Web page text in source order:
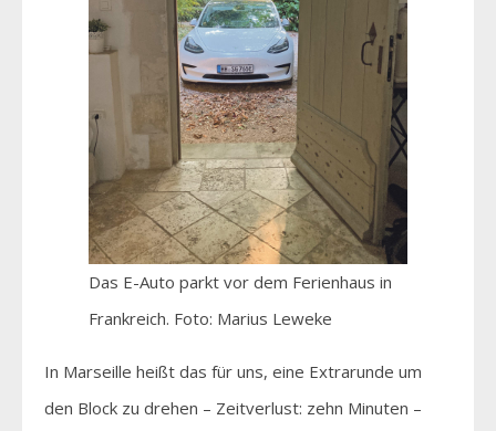
Das E-Auto parkt vor dem Ferienhaus in
Frankreich. Foto: Marius Leweke
In Marseille heißt das für uns, eine Extrarunde um
den Block zu drehen – Zeitverlust: zehn Minuten –